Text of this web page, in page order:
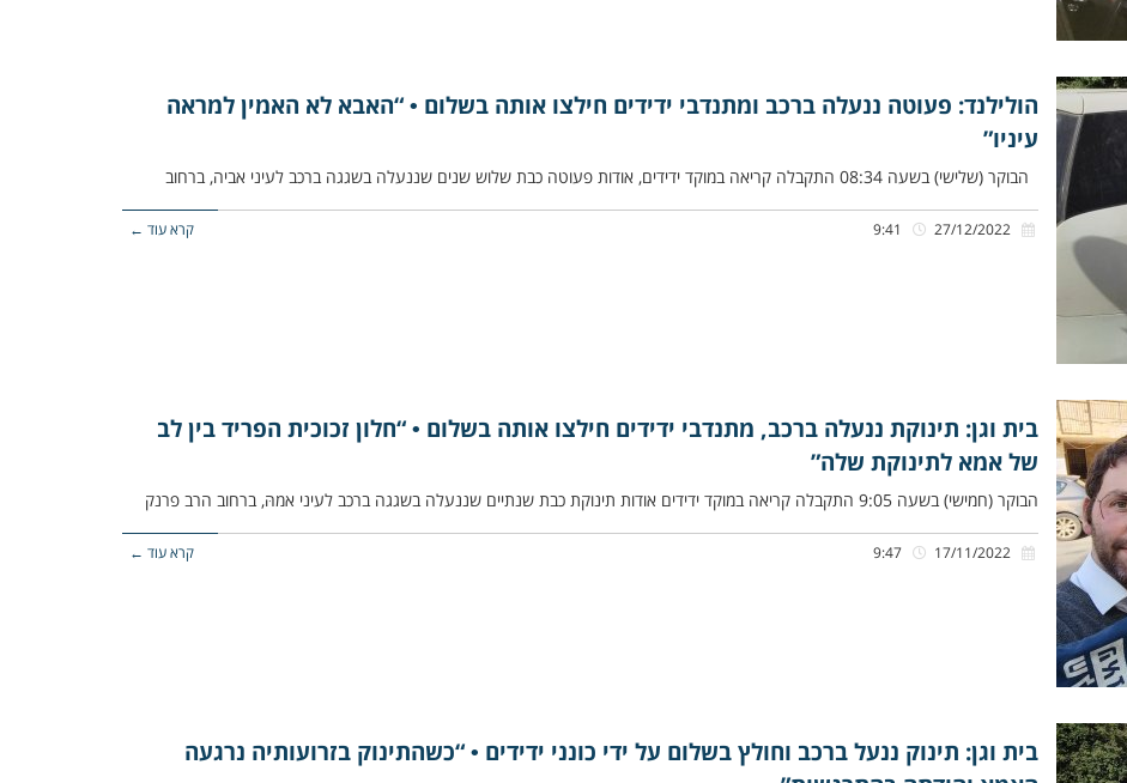
הולילנד: פעוטה ננעלה ברכב ומתנדבי ידידים חילצו אותה בשלום • “האבא לא האמין למראה
עיניו”
הבוקר (שלישי) בשעה 08:34 התקבלה קריאה במוקד ידידים, אודות פעוטה כבת שלוש שנים שננעלה בשגגה ברכב לעיני אביה, ברחוב
קרא עוד ←
בית וגן: תינוקת ננעלה ברכב, מתנדבי ידידים חילצו אותה בשלום • “חלון זכוכית הפריד בין לב
של אמא לתינוקת שלה”
הבוקר (חמישי) בשעה 9:05 התקבלה קריאה במוקד ידידים אודות תינוקת כבת שנתיים שננעלה בשגגה ברכב לעיני אמהּ, ברחוב הרב פרנק
קרא עוד ←
בית וגן: תינוק ננעל ברכב וחולץ בשלום על ידי כונני ידידים • “כשהתינוק בזרועותיה נרגעה